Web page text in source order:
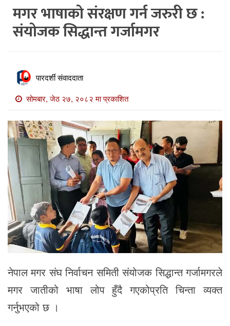
खबर
समाचार
खबर
माडी
खबर
विविध
मगर भाषाको संरक्षण गर्न जरुरी छ :
संयोजक सिद्धान्त गर्जामगर
पारदर्शी संवाददाता
सोमबार, जेठ २७, २०८२ मा प्रकाशित
नेपाल मगर संघ निर्वाचन समिती संयोजक सिद्धान्त गर्जामगरले
मगर जातीको भाषा लोप हुँदै गएकोप्रति चिन्ता व्यक्त
गर्नुभएको छ ।